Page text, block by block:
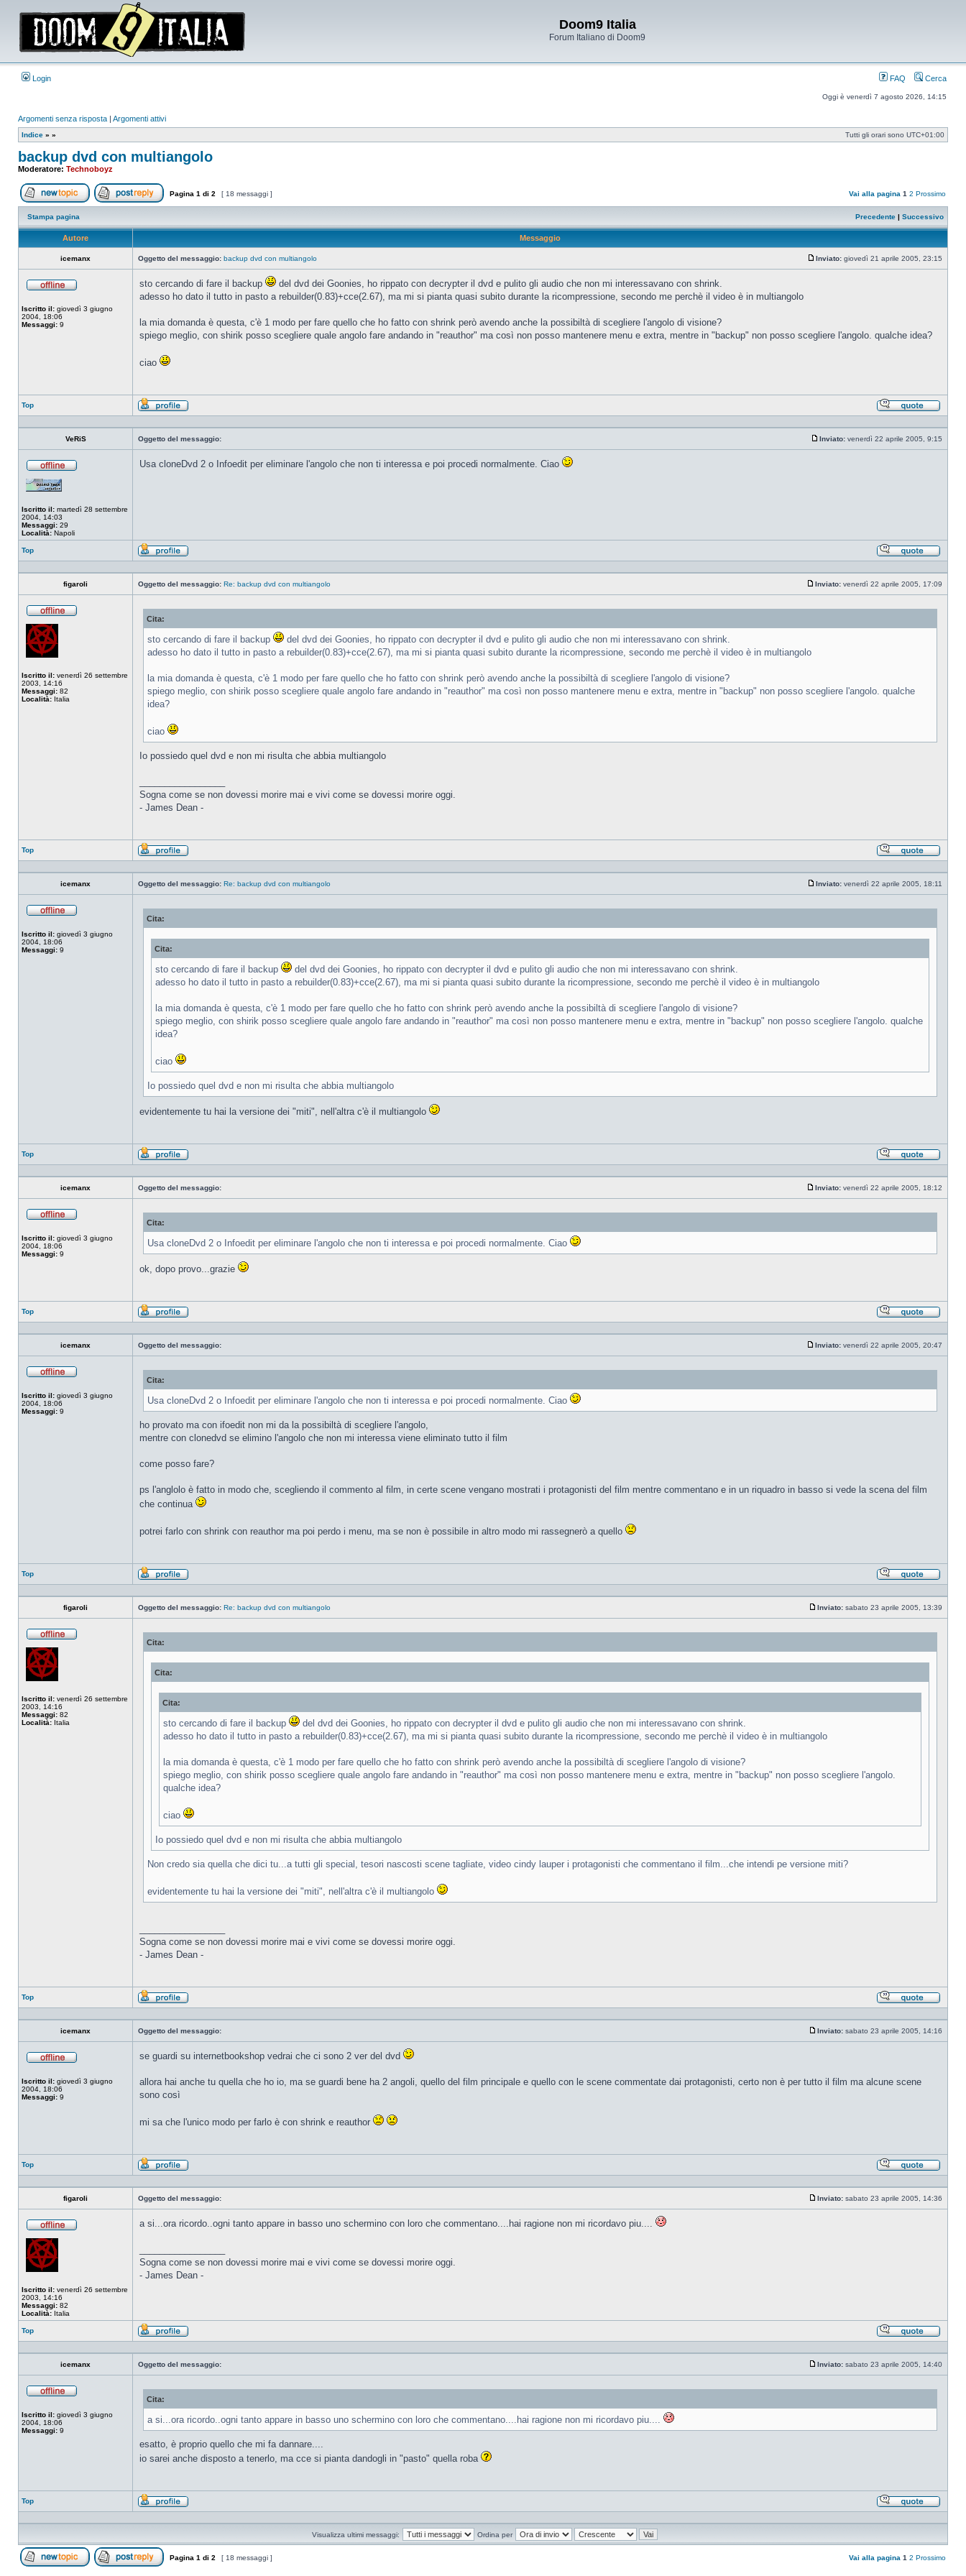
Doom9 Italia
Forum Italiano di Doom9
Login FAQ Cerca
Oggi è venerdì 7 agosto 2026, 14:15
Argomenti senza risposta | Argomenti attivi
Indice » » Tutti gli orari sono UTC+01:00
backup dvd con multiangolo
Moderatore: Technoboyz
Apri un nuovo argomentoRispondi all’argomento
Pagina 1 di 2 [ 18 messaggi ] Vai alla pagina 1 2 Prossimo
Stampa pagina Precedente | Successivo
Autore Messaggio
icemanx Oggetto del messaggio: backup dvd con multiangolo
Messaggio
Inviato: giovedì 21 aprile 2005, 23:15
Iscritto il: giovedì 3 giugno
2004, 18:06
Messaggi: 9
sto cercando di fare il backup
del dvd dei Goonies, ho rippato con decrypter il dvd e pulito gli audio che non mi interessavano con shrink.
adesso ho dato il tutto in pasto a rebuilder(0.83)+cce(2.67), ma mi si pianta quasi subito durante la ricompressione, secondo me perchè il video è in multiangolo
la mia domanda è questa, c'è 1 modo per fare quello che ho fatto con shrink però avendo anche la possibiltà di scegliere l'angolo di visione?
spiego meglio, con shirik posso scegliere quale angolo fare andando in "reauthor" ma così non posso mantenere menu e extra, mentre in "backup" non posso scegliere l'angolo. qualche idea?
ciao
Top
Profilo
VeRiS
Oggetto del messaggio:
Inviato: venerdì 22 aprile 2005, 9:15
Iscritto il: martedì 28 settembre
2004, 14:03
Messaggi: 29
Località: Napoli
Usa cloneDvd 2 o Infoedit per eliminare l'angolo che non ti interessa e poi procedi normalmente. Ciao
Top
Profilo
figaroli
Oggetto del messaggio: Re: backup dvd con multiangolo
Inviato: venerdì 22 aprile 2005, 17:09
Iscritto il: venerdì 26 settembre
2003, 14:16
Messaggi: 82
Località: Italia
Cita:
sto cercando di fare il backup
del dvd dei Goonies, ho rippato con decrypter il dvd e pulito gli audio che non mi interessavano con shrink.
adesso ho dato il tutto in pasto a rebuilder(0.83)+cce(2.67), ma mi si pianta quasi subito durante la ricompressione, secondo me perchè il video è in multiangolo
la mia domanda è questa, c'è 1 modo per fare quello che ho fatto con shrink però avendo anche la possibiltà di scegliere l'angolo di visione?
spiego meglio, con shirik posso scegliere quale angolo fare andando in "reauthor" ma così non posso mantenere menu e extra, mentre in "backup" non posso scegliere l'angolo. qualche
idea?
ciao
Io possiedo quel dvd e non mi risulta che abbia multiangolo
Sogna come se non dovessi morire mai e vivi come se dovessi morire oggi.
- James Dean -
Top
Profilo
icemanx
Oggetto del messaggio: Re: backup dvd con multiangolo
Inviato: venerdì 22 aprile 2005, 18:11
Iscritto il: giovedì 3 giugno
2004, 18:06
Messaggi: 9
Cita:
Cita:
sto cercando di fare il backup
del dvd dei Goonies, ho rippato con decrypter il dvd e pulito gli audio che non mi interessavano con shrink.
adesso ho dato il tutto in pasto a rebuilder(0.83)+cce(2.67), ma mi si pianta quasi subito durante la ricompressione, secondo me perchè il video è in multiangolo
la mia domanda è questa, c'è 1 modo per fare quello che ho fatto con shrink però avendo anche la possibiltà di scegliere l'angolo di visione?
spiego meglio, con shirik posso scegliere quale angolo fare andando in "reauthor" ma così non posso mantenere menu e extra, mentre in "backup" non posso scegliere l'angolo. qualche
idea?
ciao
Io possiedo quel dvd e non mi risulta che abbia multiangolo
evidentemente tu hai la versione dei "miti", nell'altra c'è il multiangolo
Top
Profilo
icemanx
Oggetto del messaggio:
Inviato: venerdì 22 aprile 2005, 18:12
Iscritto il: giovedì 3 giugno
2004, 18:06
Messaggi: 9
Cita:
Usa cloneDvd 2 o Infoedit per eliminare l'angolo che non ti interessa e poi procedi normalmente. Ciao
ok, dopo provo...grazie
Top
Profilo
icemanx
Oggetto del messaggio:
Inviato: venerdì 22 aprile 2005, 20:47
Iscritto il: giovedì 3 giugno
2004, 18:06
Messaggi: 9
Cita:
Usa cloneDvd 2 o Infoedit per eliminare l'angolo che non ti interessa e poi procedi normalmente. Ciao
ho provato ma con ifoedit non mi da la possibiltà di scegliere l'angolo,
mentre con clonedvd se elimino l'angolo che non mi interessa viene eliminato tutto il film
come posso fare?
ps l'anglolo è fatto in modo che, scegliendo il commento al film, in certe scene vengano mostrati i protagonisti del film mentre commentano e in un riquadro in basso si vede la scena del film
che continua
potrei farlo con shrink con reauthor ma poi perdo i menu, ma se non è possibile in altro modo mi rassegnerò a quello
Top
Profilo
figaroli
Oggetto del messaggio: Re: backup dvd con multiangolo
Inviato: sabato 23 aprile 2005, 13:39
Iscritto il: venerdì 26 settembre
2003, 14:16
Messaggi: 82
Località: Italia
Cita:
Cita:
Cita:
sto cercando di fare il backup
del dvd dei Goonies, ho rippato con decrypter il dvd e pulito gli audio che non mi interessavano con shrink.
adesso ho dato il tutto in pasto a rebuilder(0.83)+cce(2.67), ma mi si pianta quasi subito durante la ricompressione, secondo me perchè il video è in multiangolo
la mia domanda è questa, c'è 1 modo per fare quello che ho fatto con shrink però avendo anche la possibiltà di scegliere l'angolo di visione?
spiego meglio, con shirik posso scegliere quale angolo fare andando in "reauthor" ma così non posso mantenere menu e extra, mentre in "backup" non posso scegliere l'angolo.
qualche idea?
ciao
Io possiedo quel dvd e non mi risulta che abbia multiangolo
Non credo sia quella che dici tu...a tutti gli special, tesori nascosti scene tagliate, video cindy lauper i protagonisti che commentano il film...che intendi pe versione miti?
evidentemente tu hai la versione dei "miti", nell'altra c'è il multiangolo
Sogna come se non dovessi morire mai e vivi come se dovessi morire oggi.
- James Dean -
Top
Profilo
icemanx
Oggetto del messaggio:
Inviato: sabato 23 aprile 2005, 14:16
Iscritto il: giovedì 3 giugno
2004, 18:06
Messaggi: 9
se guardi su internetbookshop vedrai che ci sono 2 ver del dvd
allora hai anche tu quella che ho io, ma se guardi bene ha 2 angoli, quello del film principale e quello con le scene commentate dai protagonisti, certo non è per tutto il film ma alcune scene
sono così
mi sa che l'unico modo per farlo è con shrink e reauthor
Top
Profilo
figaroli
Oggetto del messaggio:
Inviato: sabato 23 aprile 2005, 14:36
Iscritto il: venerdì 26 settembre
2003, 14:16
Messaggi: 82
Località: Italia
a si...ora ricordo..ogni tanto appare in basso uno schermino con loro che commentano....hai ragione non mi ricordavo piu....
Sogna come se non dovessi morire mai e vivi come se dovessi morire oggi.
- James Dean -
Top
Profilo
icemanx
Oggetto del messaggio:
Inviato: sabato 23 aprile 2005, 14:40
Iscritto il: giovedì 3 giugno
2004, 18:06
Messaggi: 9
Cita:
a si...ora ricordo..ogni tanto appare in basso uno schermino con loro che commentano....hai ragione non mi ricordavo piu....
esatto, è proprio quello che mi fa dannare....
io sarei anche disposto a tenerlo, ma cce si pianta dandogli in "pasto" quella roba
Top
Profilo
Visualizza ultimi messaggi:
Ordina per
Pagina 1 di 2 [ 18 messaggi ] Vai alla pagina 1 2 Prossimo